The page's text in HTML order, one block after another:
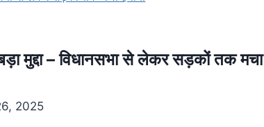
मुद्दा – विधानसभा से लेकर सड़कों तक मचा
2025